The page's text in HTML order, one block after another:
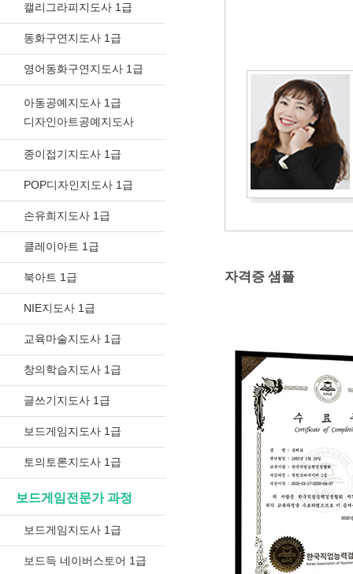
캘리그라피지도사 1급
동화구연지도사 1급
영어동화구연지도사 1급
아동공예지도사 1급
디자인아트공예지도사
종이접기지도사 1급
POP디자인지도사 1급
손유희지도사 1급
클레이아트 1급
북아트 1급
NIE지도사 1급
교육마술지도사 1급
창의학습지도사 1급
글쓰기지도사 1급
보드게임지도사 1급
토의토론지도사 1급
보드게임전문가 과정
보드게임지도사 1급
보드득 네이버스토어 1급
자격증 샘플